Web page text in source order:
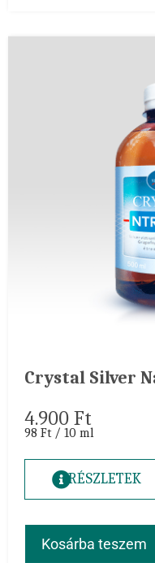
Crystal Silver
4.900 Ft
98 Ft / 10 ml
RÉSZLETEK
Kosárba teszem